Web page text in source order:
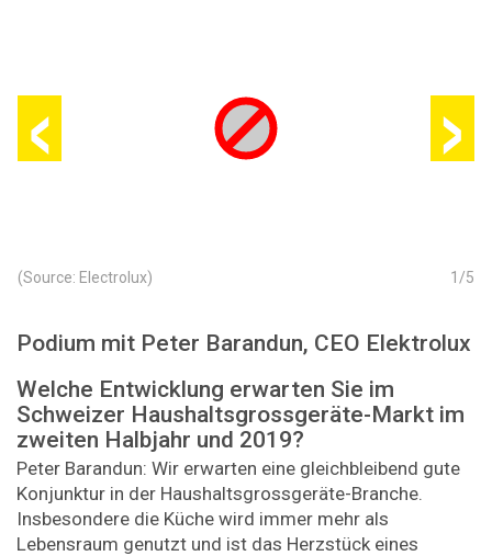
‹ ›
1 /5
(Source: Electrolux)
Podium mit Peter Barandun, CEO Elektrolux
Welche Entwicklung erwarten Sie im
Schweizer Haushaltsgrossgeräte-Markt im
zweiten Halbjahr und 2019?
Peter Barandun: Wir erwarten eine gleichbleibend gute
Konjunktur in der Haushaltsgrossgeräte-Branche.
Insbesondere die Küche wird immer mehr als
Lebensraum genutzt und ist das Herzstück eines